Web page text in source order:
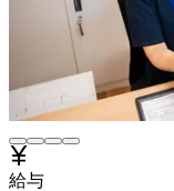
給与